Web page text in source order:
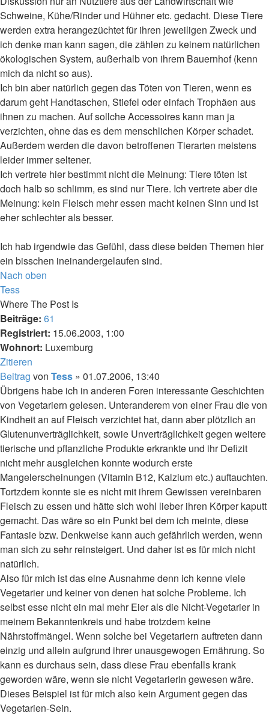
Schweine, Kühe/Rinder und Hühner etc. gedacht. Diese Tiere
werden extra herangezüchtet für ihren jeweiligen Zweck und
ich denke man kann sagen, die zählen zu keinem natürlichen
ökologischen System, außerhalb von ihrem Bauernhof (kenn
mich da nicht so aus).
Ich bin aber natürlich gegen das Töten von Tieren, wenn es
darum geht Handtaschen, Stiefel oder einfach Trophäen aus
ihnen zu machen. Auf sollche Accessoires kann man ja
verzichten, ohne das es dem menschlichen Körper schadet.
Außerdem werden die davon betroffenen Tierarten meistens
leider immer seltener.
Ich vertrete hier bestimmt nicht die Meinung: Tiere töten ist
doch halb so schlimm, es sind nur Tiere. Ich vertrete aber die
Meinung: kein Fleisch mehr essen macht keinen Sinn und ist
eher schlechter als besser.
Ich hab irgendwie das Gefühl, dass diese beiden Themen hier
ein bisschen ineinandergelaufen sind.
Nach oben
Tess
Where The Post Is
Beiträge: 61
Registriert: 15.06.2003, 1:00
Wohnort: Luxemburg
Zitieren
Beitrag von Tess » 01.07.2006, 13:40
Übrigens habe ich in anderen Foren interessante Geschichten
von Vegetariern gelesen. Unteranderem von einer Frau die von
Kindheit an auf Fleisch verzichtet hat, dann aber plötzlich an
Glutenunverträglichkeit, sowie Unverträglichkeit gegen weitere
tierische und pflanzliche Produkte erkrankte und ihr Defizit
nicht mehr ausgleichen konnte wodurch erste
Mangelerscheinungen (Vitamin B12, Kalzium etc.) auftauchten.
Tortzdem konnte sie es nicht mit ihrem Gewissen vereinbaren
Fleisch zu essen und hätte sich wohl lieber ihren Körper kaputt
gemacht. Das wäre so ein Punkt bei dem ich meinte, diese
Fantasie bzw. Denkweise kann auch gefährlich werden, wenn
man sich zu sehr reinsteigert. Und daher ist es für mich nicht
natürlich.
Also für mich ist das eine Ausnahme denn ich kenne viele
Vegetarier und keiner von denen hat solche Probleme. Ich
selbst esse nicht ein mal mehr Eier als die Nicht-Vegetarier in
meinem Bekanntenkreis und habe trotzdem keine
Nährstoffmängel. Wenn solche bei Vegetariern auftreten dann
einzig und allein aufgrund ihrer unausgewogen Ernährung. So
kann es durchaus sein, dass diese Frau ebenfalls krank
geworden wäre, wenn sie nicht Vegetarierin gewesen wäre.
Dieses Beispiel ist für mich also kein Argument gegen das
Vegetarien-Sein.